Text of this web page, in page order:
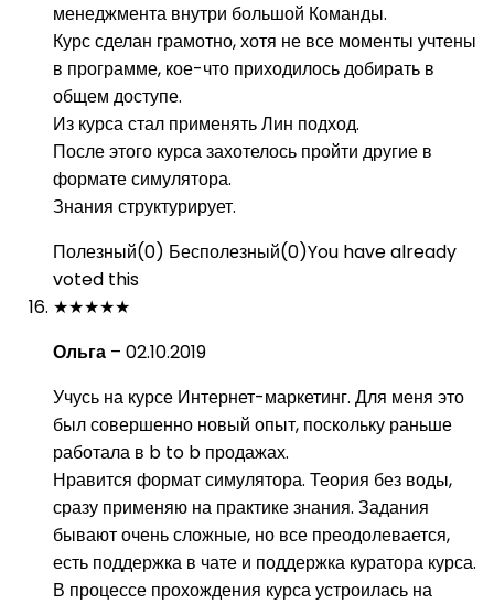
менеджмента внутри большой Команды.
Курс сделан грамотно, хотя не все моменты учтены
в программе, кое-что приходилось добирать в
общем доступе.
Из курса стал применять Лин подход.
После этого курса захотелось пройти другие в
формате симулятора.
Знания структурирует.
Полезный(0) Бесполезный(0)You have already
voted this
★★★★★
Ольга – 02.10.2019
Учусь на курсе Интернет-маркетинг. Для меня это
был совершенно новый опыт, поскольку раньше
работала в b to b продажах.
Нравится формат симулятора. Теория без воды,
сразу применяю на практике знания. Задания
бывают очень сложные, но все преодолевается,
есть поддержка в чате и поддержка куратора курса.
В процессе прохождения курса устроилась на